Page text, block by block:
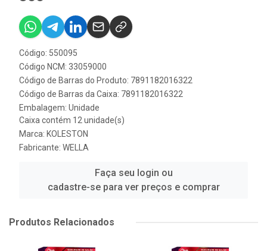
Código: 550095
Código NCM: 33059000
Código de Barras do Produto: 7891182016322
Código de Barras da Caixa: 7891182016322
Embalagem: Unidade
Caixa contém 12 unidade(s)
Marca: KOLESTON
Fabricante: WELLA
Faça seu login ou
cadastre-se para ver preços e comprar
Produtos Relacionados